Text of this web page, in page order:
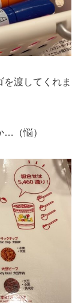
を渡してくれま
…（悩）